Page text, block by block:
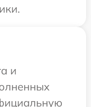
и